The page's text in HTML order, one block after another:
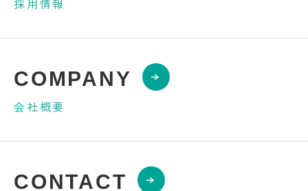
採用情報
COMPANY
会社概要
CONTACT